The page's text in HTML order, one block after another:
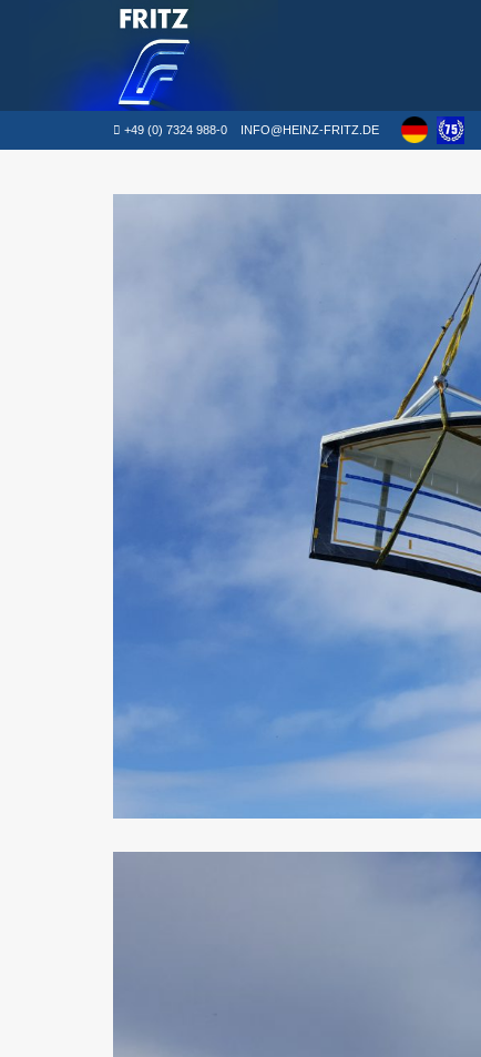
+49 (0) 7324 988-0 INFO@HEINZ-FRITZ.DE